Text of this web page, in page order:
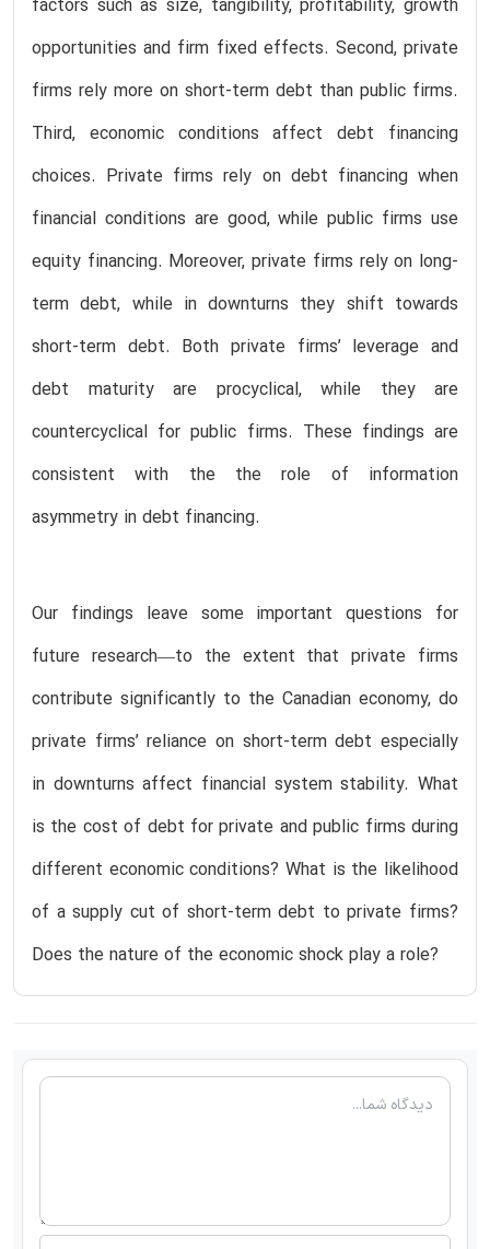
factors such as size, tangibility, profitability, growth
opportunities and firm fixed effects. Second, private
firms rely more on short-term debt than public firms.
Third, economic conditions affect debt financing
choices. Private firms rely on debt financing when
financial conditions are good, while public firms use
equity financing. Moreover, private firms rely on long-
term debt, while in downturns they shift towards
short-term debt. Both private firms’ leverage and
debt maturity are procyclical, while they are
countercyclical for public firms. These findings are
consistent with the the role of information
asymmetry in debt financing.
Our findings leave some important questions for
future research—to the extent that private firms
contribute significantly to the Canadian economy, do
private firms’ reliance on short-term debt especially
in downturns affect financial system stability. What
is the cost of debt for private and public firms during
different economic conditions? What is the likelihood
of a supply cut of short-term debt to private firms?
Does the nature of the economic shock play a role?